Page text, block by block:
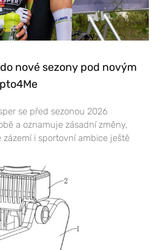
nové sezony pod novým
se před sezonou 2026
a oznamuje zásadní změny,
i sportovní ambice ještě